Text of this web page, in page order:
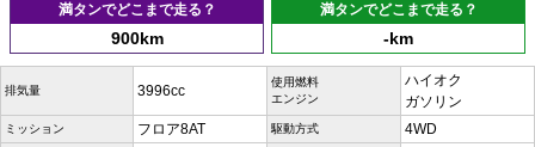
満タンでどこまで走る？
900km
満タンでどこまで走る？
-km
排気量 3996cc
使用燃料
エンジン
ハイオク
ガソリン
ミッション フロア8AT 駆動方式 4WD